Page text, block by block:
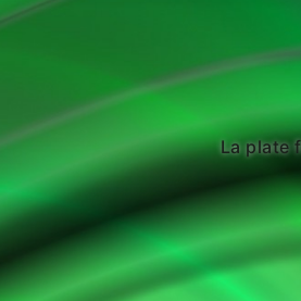
La plate